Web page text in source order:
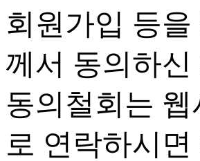
회원가입 등
께서 동의하
동의철회는
로 연락하시